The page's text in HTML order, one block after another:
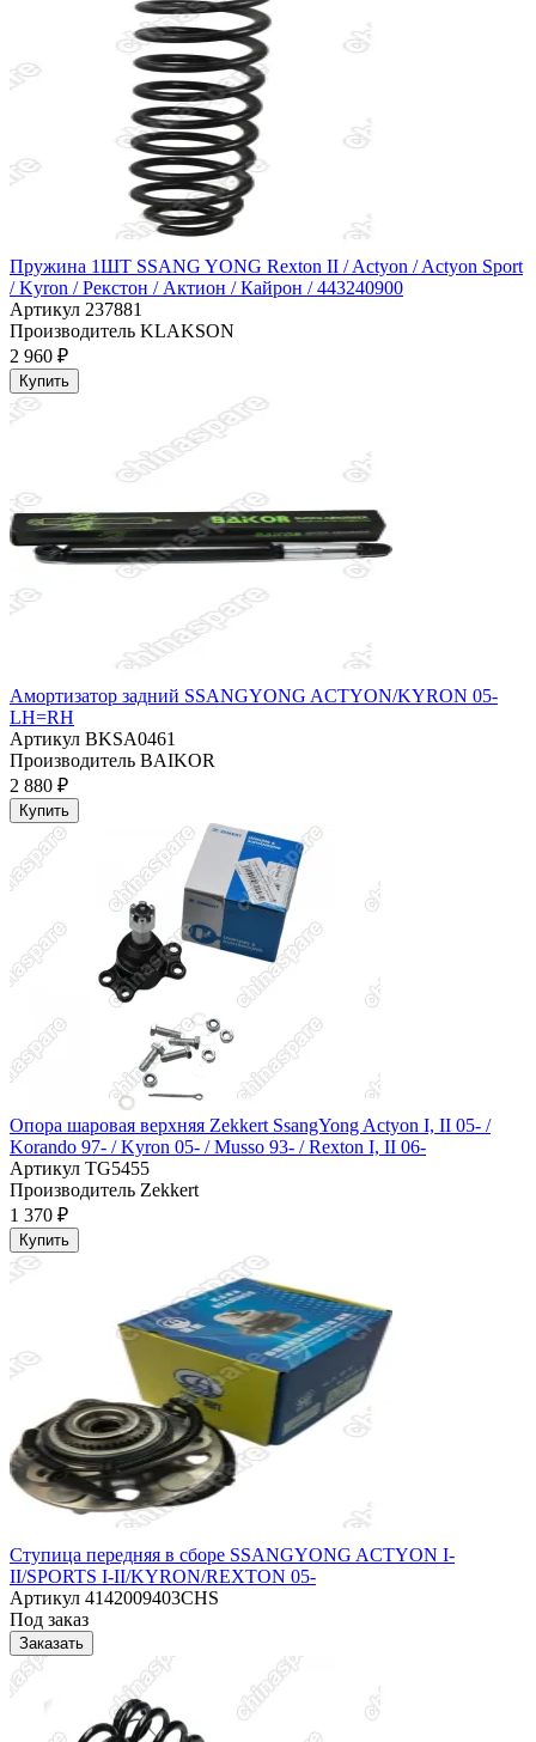
Пружина 1ШТ SSANG YONG Rexton II / Actyon / Actyon Sport
/ Kyron / Рекстон / Актион / Кайрон / 443240900
Артикул 237881
Производитель KLAKSON
2 960 ₽
Купить
Амортизатор задний SSANGYONG ACTYON/KYRON 05-
LH=RH
Артикул BKSA0461
Производитель BAIKOR
2 880 ₽
Купить
Опора шаровая верхняя Zekkert SsangYong Actyon I, II 05- /
Korando 97- / Kyron 05- / Musso 93- / Rexton I, II 06-
Артикул TG5455
Производитель Zekkert
1 370 ₽
Купить
Ступица передняя в сборе SSANGYONG ACTYON I-
II/SPORTS I-II/KYRON/REXTON 05-
Артикул 4142009403CHS
Под заказ
Заказать